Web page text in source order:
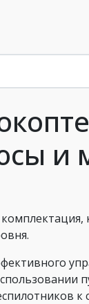
и
к